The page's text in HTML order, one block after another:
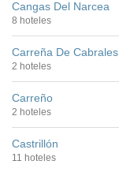
Cangas Del Narcea
8 hoteles
Carreña De Cabrales
2 hoteles
Carreño
2 hoteles
Castrillón
11 hoteles